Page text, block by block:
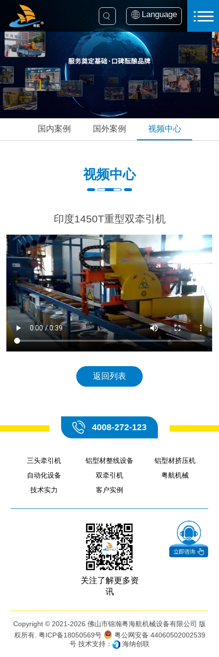
Language
国内案例 国外案例 视频中心
视频中心
印度1450T重型双牵引机
返回列表
4008-272-123
三头牵引机 铝型材整线设备
铝型材挤压机
自动化设备
双牵引机
粤航机械
技术实力
客户实例
关注了解更多资
讯
Copyright © 2021-2026 佛山市锦瀚粤海航机械设备有限公司 版
权所有. 粤ICP备18050569号
粤公网安备 44060502002539
号 技术支持： 海纳创联